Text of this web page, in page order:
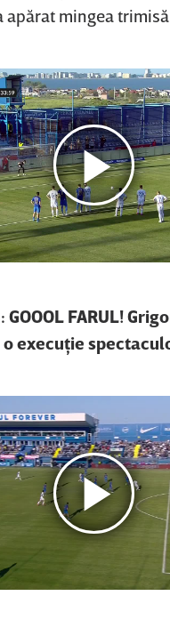
apărat mingea trimisă
GOOOL FARUL!
execuţie